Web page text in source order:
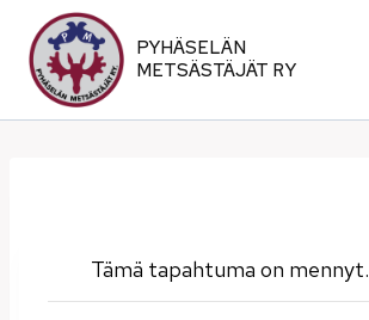
sisältöön
PYHÄSELÄN
METSÄSTÄJÄT RY
Tämä tapahtuma on mennyt.